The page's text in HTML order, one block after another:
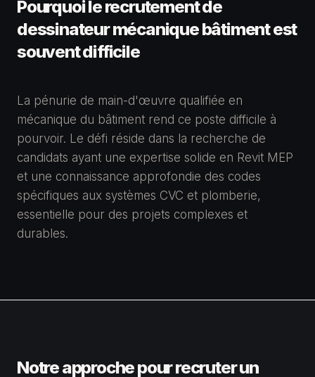
Pourquoi le recrutement de
dessinateur mécanique bâtimentest
souvent difficile
La pénurie de main-d'œuvre qualifiée en
mécanique du bâtiment rend ce poste difficile à
pourvoir. Le défi réside dans la recherche de
candidats ayant une expertise solide en Revit MEP
et une connaissance approfondie des codes
spécifiques aux systèmes CVC et plomberie,
essentielle pour des projets complexes et
durables.
Notre approche pour recruter un